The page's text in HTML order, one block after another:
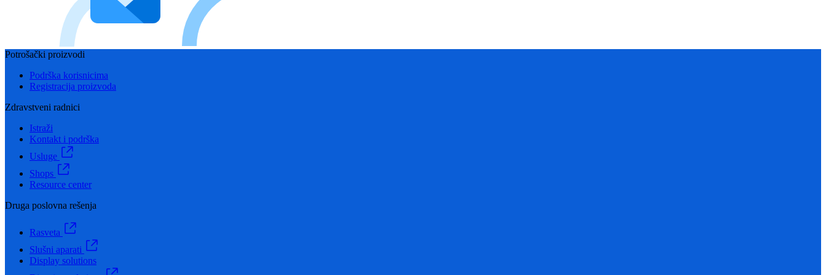
Potrošački proizvodi
Podrška korisnicima
Registracija proizvoda
Zdravstveni radnici
Istraži
Kontakt i podrška
Usluge
Shops
Resource center
Druga poslovna rešenja
Rasveta
Slušni aparati
Display solutions